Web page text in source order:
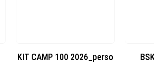
BSK600 – 5139960